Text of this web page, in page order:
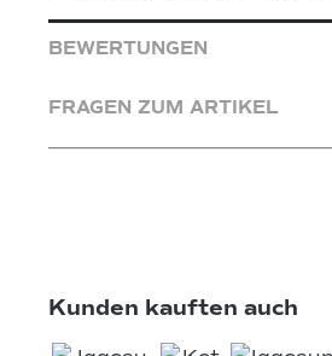
BEWERTUNGEN
FRAGEN ZUM ARTIKEL
Produktgalerie überspringen
Kunden kauften auch